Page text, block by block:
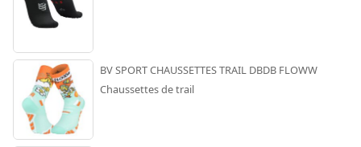
BV SPORT CHAUSSETTES TRAIL DBDB FLOWW
Chaussettes de trail